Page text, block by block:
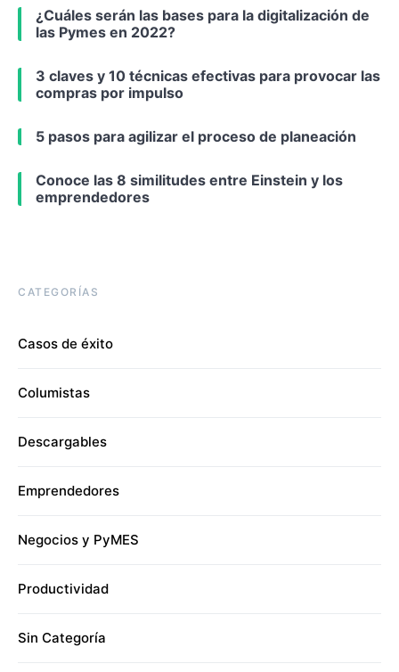
¿Cuáles serán las bases para la digitalización de
las Pymes en 2022?
3 claves y 10 técnicas efectivas para provocar las
compras por impulso
5 pasos para agilizar el proceso de planeación
Conoce las 8 similitudes entre Einstein y los
emprendedores
CATEGORÍAS
Casos de éxito
Columistas
Descargables
Emprendedores
Negocios y PyMES
Productividad
Sin Categoría